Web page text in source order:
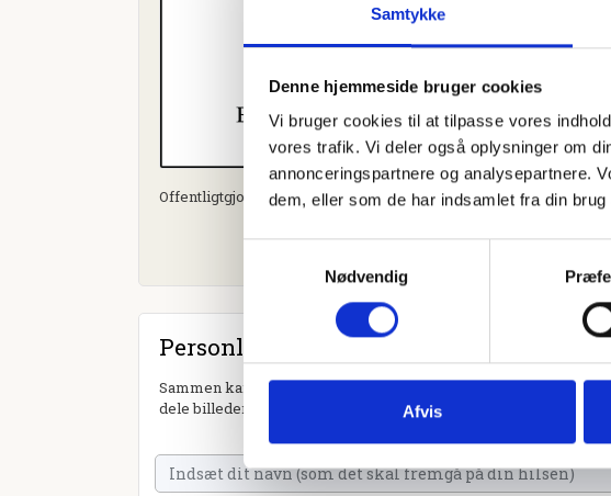
Samtykke
Denne hjemmeside bruger cookies
Vi bruger cookies til at tilpasse vores
vores trafik. Vi deler også oplysninger om
annonceringspartnere og analysepartnere.
dem, eller som de har indsamlet fra din brug
Nødvendig
Afvis
Offentligtgjort i Villabyerne d. 1. marts 2023
Personlig hilsen
Sammen kan vi mindes Aase Thaning Lund. Du kan tænde et lys,
dele billeder og video eller blot sende et hjerte eller en rose